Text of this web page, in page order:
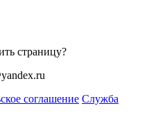
страницу?
соглашение Служба